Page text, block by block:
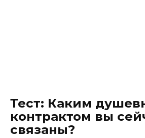
Тест: Каким
контрактом вы
связаны?